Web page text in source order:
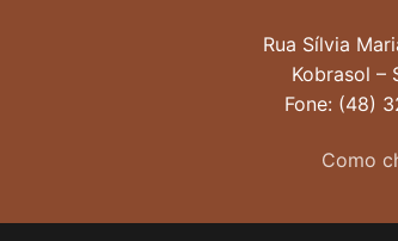
Rua Sílvia
Kobrasol –
Fone: (48)
Como